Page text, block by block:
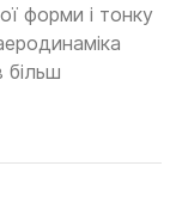
форми і тонку
більш